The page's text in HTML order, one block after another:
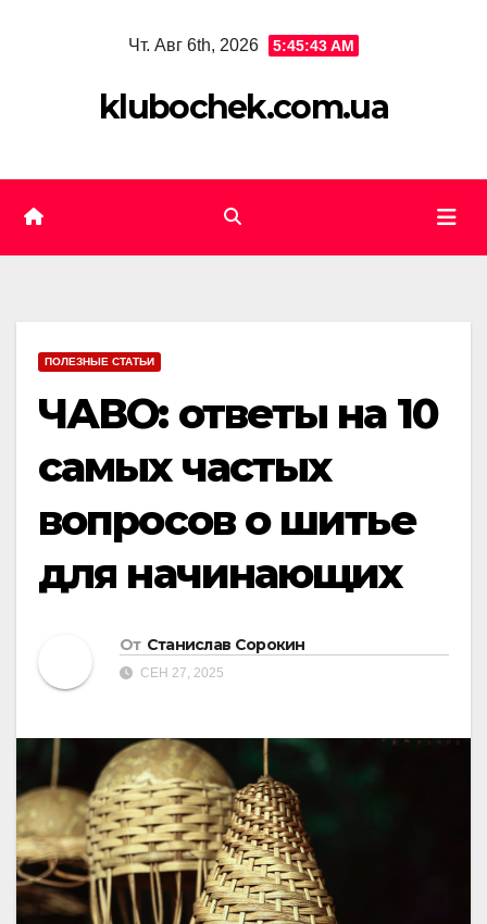
Чт. Авг 6th, 2026 5:45:44 AM
klubochek.com.ua
ПОЛЕЗНЫЕ СТАТЬИ
ЧАВО: ответы на 10
самых частых
вопросов о шитье
для начинающих
От Станислав Сорокин
СЕН 27, 2025